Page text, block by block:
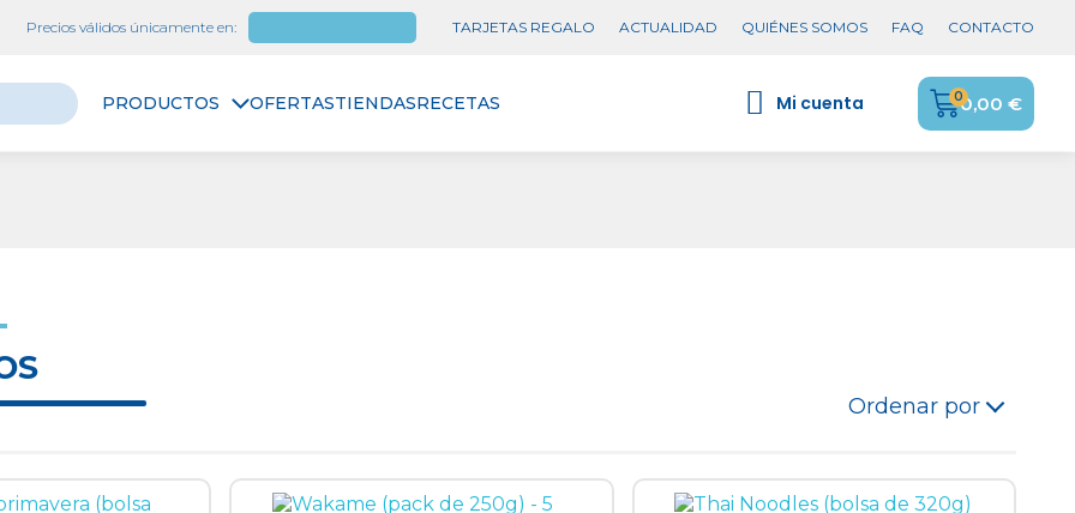
Precios válidos únicamente en: TARJETAS REGALO ACTUALIDAD QUIÉNES SOMOS FAQ CONTACTO
PRODUCTOS OFERTASTIENDASRECETAS Mi cuenta 0,00 €
Ordenar por